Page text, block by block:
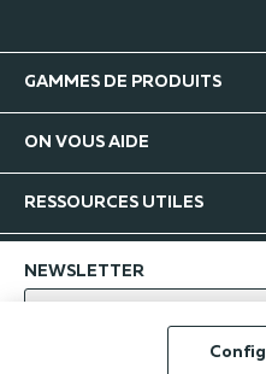
GAMMES DE PRODUITS
ON VOUS AIDE
RESSOURCES UTILES
NEWSLETTER